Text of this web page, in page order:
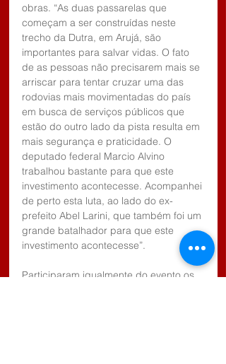
obras. “As duas passarelas que
começam a ser construídas neste
trecho da Dutra, em Arujá, são
importantes para salvar vidas. O fato
de as pessoas não precisarem mais se
arriscar para tentar cruzar uma das
rodovias mais movimentadas do país
em busca de serviços públicos que
estão do outro lado da pista resulta em
mais segurança e praticidade. O
deputado federal Marcio Alvino
trabalhou bastante para que este
investimento acontecesse. Acompanhei
de perto esta luta, ao lado do ex-
prefeito Abel Larini, que também foi um
grande batalhador para que este
investimento acontecesse”.
Participaram igualmente do evento os